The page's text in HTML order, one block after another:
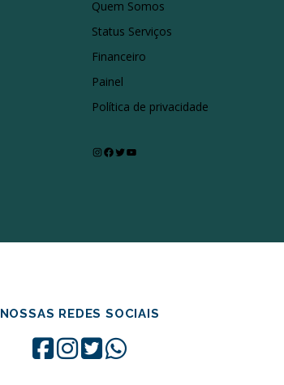
Quem Somos
Status Serviços
Financeiro
Painel
Política de privacidade
InstagramFacebook Twitter Youtube
NOSSAS REDES SOCIAIS